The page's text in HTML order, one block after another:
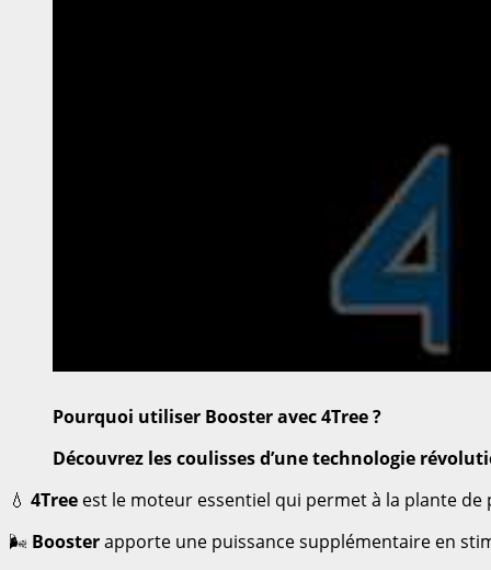
Pourquoi utiliser Booster avec 4Tree ?
Découvrez les coulisses d’une technologie
💧 4Tree est le moteur essentiel qui permet à la plante
🌬️ Boosterapporte une puissance supplémentaire en